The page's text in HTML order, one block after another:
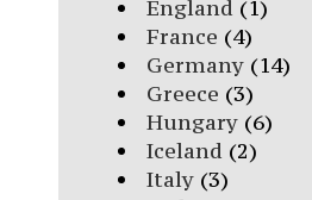
England (1)
France (4)
Germany(14)
Greece (3)
Hungary(6)
Iceland (2)
Italy(3)